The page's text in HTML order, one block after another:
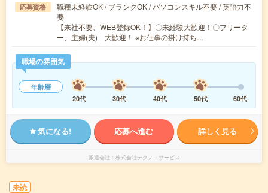
応募資格
職種未経験OK / ブランクOK / パソコンスキル不要 / 英語力不
要
【来社不要、WEB登録OK！】〇未経験大歓迎！〇フリータ
ー、主婦(夫) 大歓迎！ ※お仕事の掛け持ち…
職場の雰囲気
年齢層
20代
30代 40代 50代 60代
気になる! 応募へ進む 詳しく見る
派遣会社 株式会社テクノ・サービス
未読